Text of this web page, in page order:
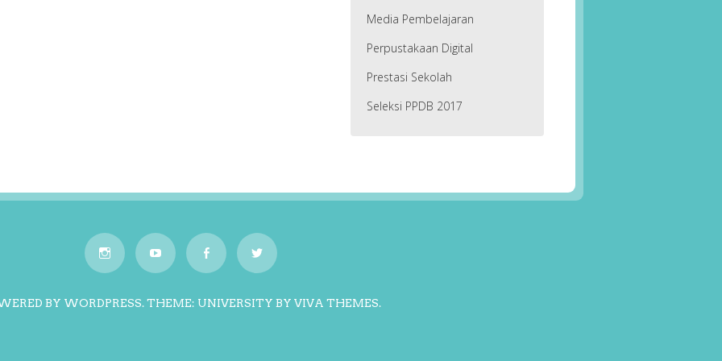
Media Pembelajaran
Perpustakaan Digital
Prestasi Sekolah
Seleksi PPDB 2017
BY WORDPRESS.THEME: UNIVERSITY BY VIVA THEMES.